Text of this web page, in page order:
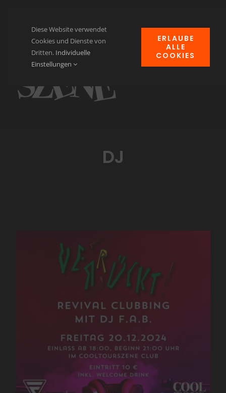
springen
Home
DJ
Diese Website verwendet
Cookies und Dienste von
Dritten. Individuelle
Einstellungen
ERLAUBE
ALLE
COOKIES